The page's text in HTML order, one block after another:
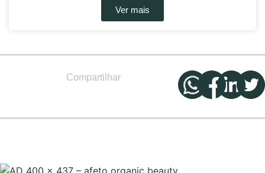
Ver mais
Compartilhar